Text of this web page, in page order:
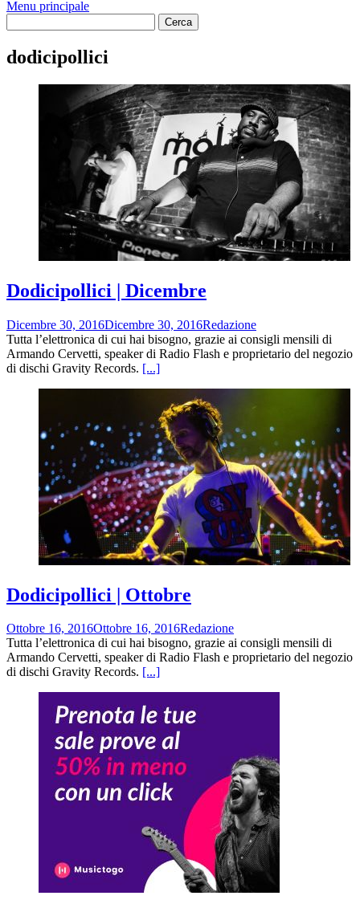
Menu principale
dodicipollici
Dodicipollici | Dicembre
Dicembre 30, 2016Dicembre 30, 2016Redazione
Tutta l’elettronica di cui hai bisogno, grazie ai consigli mensili di
Armando Cervetti, speaker di Radio Flash e proprietario del negozio
di dischi Gravity Records. [...]
Dodicipollici | Ottobre
Ottobre 16, 2016Ottobre 16, 2016Redazione
Tutta l’elettronica di cui hai bisogno, grazie ai consigli mensili di
Armando Cervetti, speaker di Radio Flash e proprietario del negozio
di dischi Gravity Records. [...]